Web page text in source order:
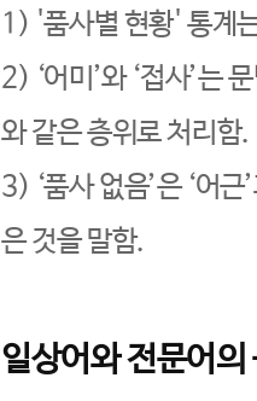
1) '품사별 현황' 통계
2) ‘어미’와 ‘접사’는
와 같은 층위로 처리함.
3) ‘품사 없음’은 ‘어
은 것을 말함.
일상어와 전문어의